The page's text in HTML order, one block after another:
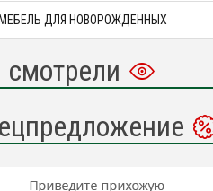
МЕБЕЛЬ ДЛЯ НОВОРОЖДЕННЫХ